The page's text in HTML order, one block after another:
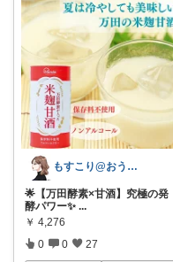
もすこり@おうち満喫＆外出頑張る
​🌟​【万田酵素×甘酒】究極の発
酵パワー✨ ...
￥ 4,276
0 0 27